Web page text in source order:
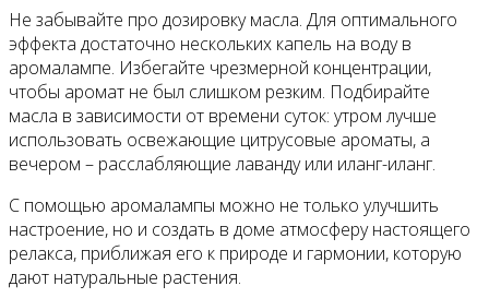
Не забывайте про дозировку масла. Для оптимального
эффекта достаточно нескольких капель на воду в
аромалампе. Избегайте чрезмерной концентрации,
чтобы аромат не был слишком резким. Подбирайте
масла в зависимости от времени суток: утром лучше
использовать освежающие цитрусовые ароматы, а
вечером – расслабляющие лаванду или иланг-иланг.
С помощью аромалампы можно не только улучшить
настроение, но и создать в доме атмосферу настоящего
релакса, приближая его к природе и гармонии, которую
дают натуральные растения.